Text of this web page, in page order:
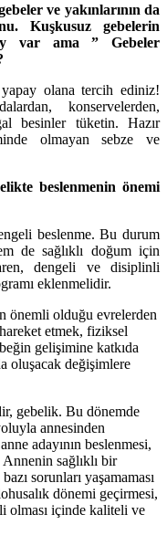
ve yakınlarının da
Kuşkusuz gebelerin
var ama ” Gebeler
olana tercih ediniz!
konservelerden,
besinler tüketin. Hazır
olmayan sebze ve
beslenmenin önemi
beslenme. Bu durum
de sağlıklı doğum için
dengeli ve disiplinli
eklenmelidir.
önemli olduğu evrelerden
etmek, fiziksel
gelişimine katkıda
oluşacak değişimlere
gebelik. Bu dönemde
annesinden
adayının beslenmesi,
sağlıklı bir
sorunları yaşamaması
dönemi geçirmesi,
olması içinde kaliteli ve